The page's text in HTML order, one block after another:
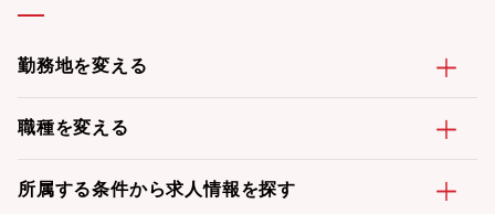
勤務地を変える
職種を変える
所属する条件から求人情報を探す